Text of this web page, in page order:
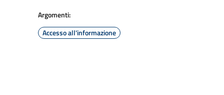
Argomenti:
Accesso all'informazione